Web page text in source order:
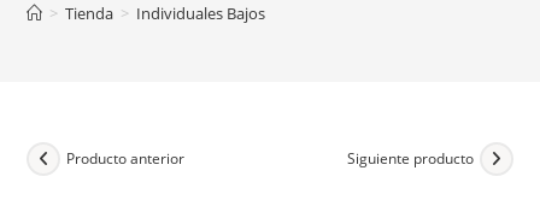
Contacto
> Tienda > Individuales Bajos
Producto anterior Siguiente producto